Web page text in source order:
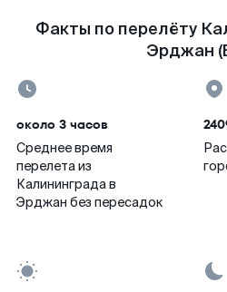
Факты по перелёту
Эрджан
около 3 часов
Среднее время
перелета из
Калининграда в
Эрджан без пересадок